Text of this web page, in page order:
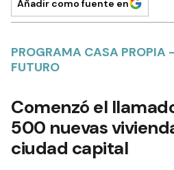
Añadir como fuente en
PROGRAMA CASA PROPIA
FUTURO
Comenzó el
500 nuevas
ciudad capital